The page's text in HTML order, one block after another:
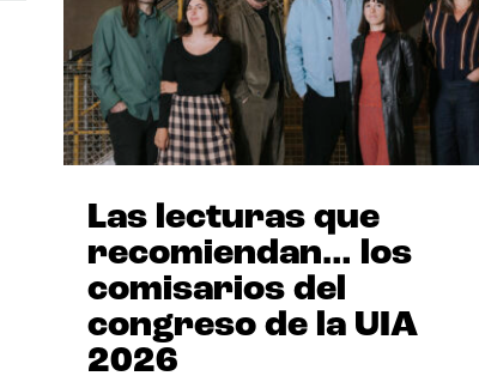
Las lecturas que
recomiendan… los
comisarios del
congreso de la UIA
2026